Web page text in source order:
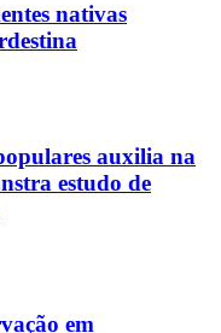
nativas
auxilia na
estudo de
em